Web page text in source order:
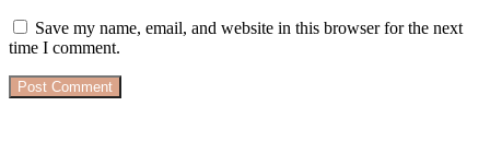
Save my name, email, and website in this browser for the next
time I comment.